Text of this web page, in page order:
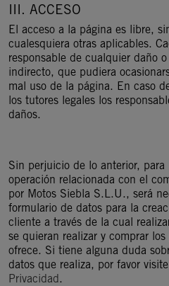
III. ACCESO
El acceso a la página es libre,
cualesquiera otras aplicables.
responsable de cualquier daño
indirecto, que pudiera
mal uso de la página. En caso
los tutores legales los
daños.
Sin perjuicio de lo anterior,
operación relacionada con el
por Motos Siebla S.L.U., será
formulario de datos para la
cliente a través de la cual
se quieran realizar y comprar
ofrece. Si tiene alguna duda
datos que realiza, por favor
Privacidad.